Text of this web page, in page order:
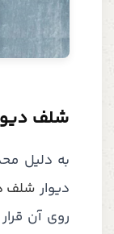
شلف
به دلیل
دیوار شلف
روی آن